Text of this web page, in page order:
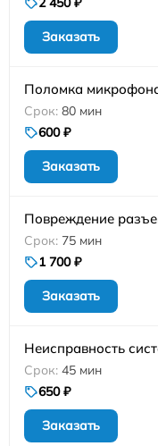
Заказать
Поломка
80 мин
600 ₽
Заказать
Повреждение
75 мин
1 700 ₽
Заказать
Неисправность
45 мин
650 ₽
Заказать